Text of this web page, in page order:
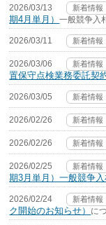
2026/03/13 新着情報
期4月単月）一般競争入
2026/03/11 新着情報
2026/03/06 新着情報
置保守点検業務委託契
2026/03/05 新着情報
2026/02/26 新着情報
2026/02/26 新着情報
2026/02/25 新着情報
期3月単月）一般競争
2026/02/24 新着情報
ク開始のお知らせ） に